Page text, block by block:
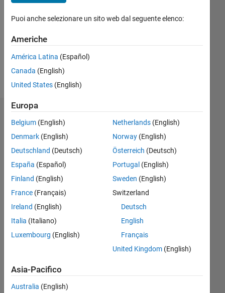
Follow
Statistica
CONTRIBUTI L
-2
-1
0
1
2
3
L
07/19
04/20
01/21
10/21
07/22
04/23
01/24
10/24
07/25
04/26
05/20
03/21
01/22
11/22
09/23
07/24
05/25
03/26
07/20
07/21
07/23
07/26
CRONOLOGIA
Puoi anche selezionare un sito web dal seguente elenco:
Americhe
América Latina (Español)
Canada (English)
United States (English)
Europa
Belgium (English)
Denmark (English)
Deutschland (Deutsch)
España (Español)
Finland (English)
France (Français)
Ireland (English)
Italia (Italiano)
Luxembourg (English)
Netherlands(English)
Norway(English)
Österreich (Deutsch)
Portugal (English)
Sweden (English)
Switzerland
Deutsch
English
Français
United Kingdom(English)
Asia-Pacifico
Australia (English)